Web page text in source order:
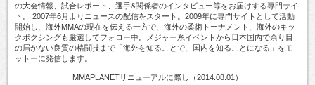
の大会情報、試合レポート、選手&関係者のインタビュー等をお届けする専門サイ
ト。 2007年6月よりニュースの配信をスタート。2009年に専門サイトとして活動
開始し、海外MMAの現在を伝える一方で、海外の柔術トーナメント、海外のキッ
クボクシングも厳選してフォロー中。メジャー系イベントから日本国内で余り目
の届かない良質の格闘技まで「海外を知ることで、国内を知ることになる」をモ
ットーに発信します。
MMAPLANETリニューアルに際し（2014.08.01）